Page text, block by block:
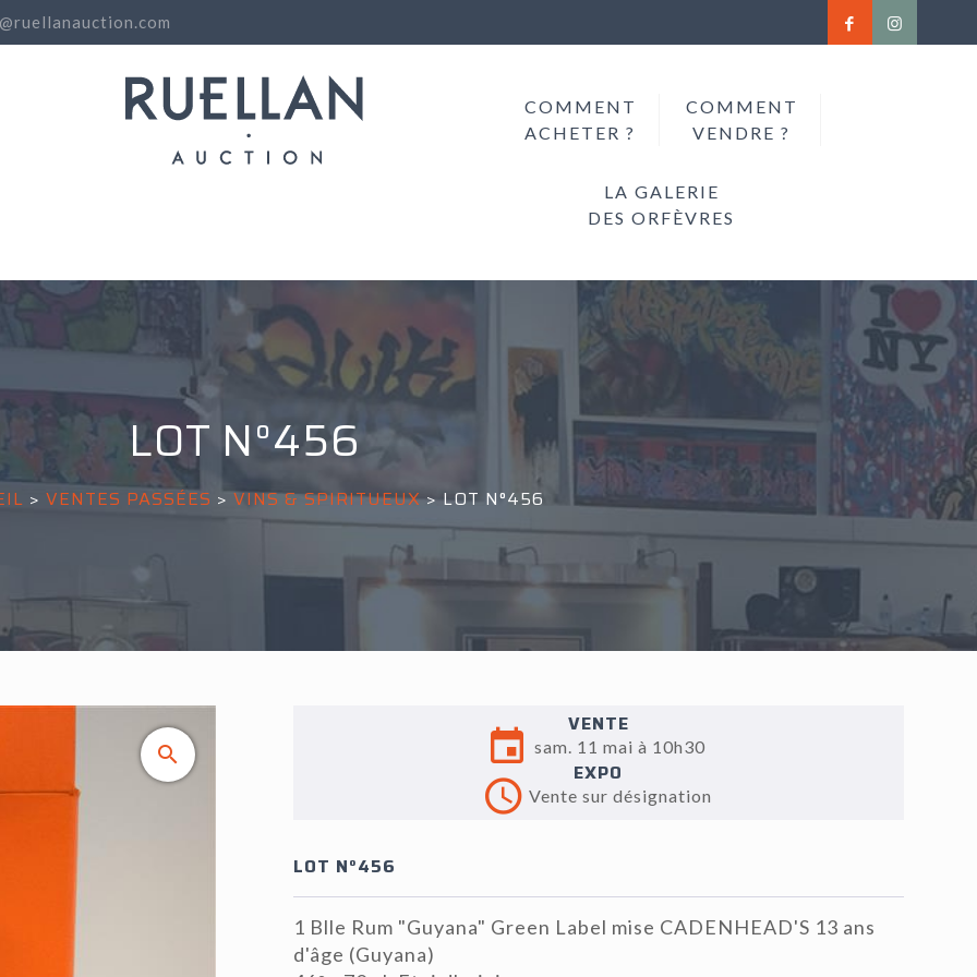
COMMENT
ACHETER ?
COMMENT
VENDRE ?
LA GALERIE
DES ORFÈVRES
LOT N°456
> VENTES PASSÉES >VINS & SPIRITUEUX>LOT N°456
VENTE
sam. 11 mai à 10h30
EXPO
Vente sur désignation
LOT N°456
1 Blle Rum "Guyana" Green Label mise CADENHEAD'S 13 ans
d'âge (Guyana)